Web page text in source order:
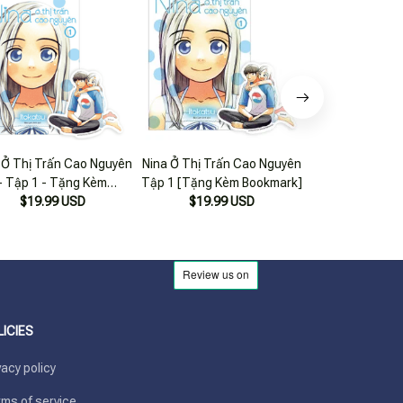
Ở Thị Trấn Cao Nguyên
Tập 1 - Tặng Kèm
Bookmark
$19.99 USD
Nina Ở Thị Trấn Cao Nguyên
Tập 1 [Tặng Kèm Bookmark]
$19.99 USD
policy